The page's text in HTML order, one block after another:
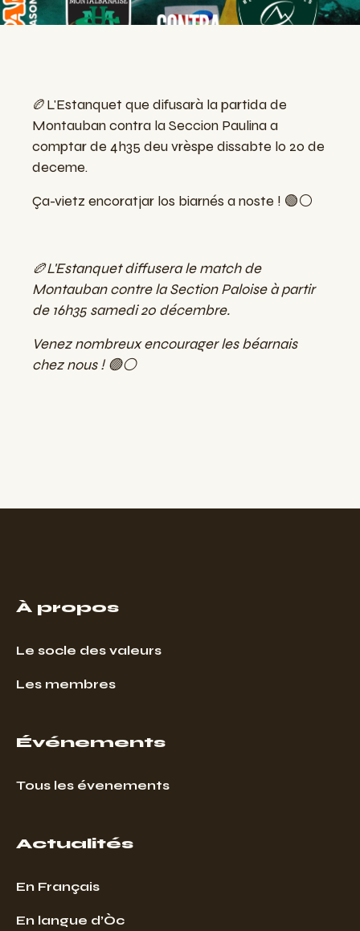
🏉L'Estanquet que difusarà la partida de
Montauban contra la Seccion Paulina a
comptar de 4h35 deu vrèspe dissabte lo 20 de
deceme.
Ça-vietz encoratjar los biarnés a noste ! 🟢⚪
🏉L'Estanquet diffusera le match de
Montauban contre la Section Paloise à partir
de 16h35 samedi 20 décembre.
Venez nombreux encourager les béarnais
chez nous ! 🟢⚪
À propos
Le socle des valeurs
Les membres
Événements
Tous les évenements
Actualités
En Français
En langue d’Òc